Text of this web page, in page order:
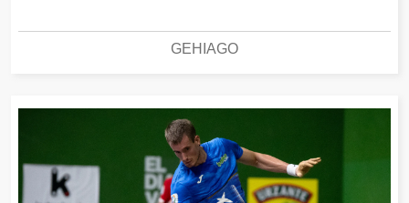
GEHIAGO